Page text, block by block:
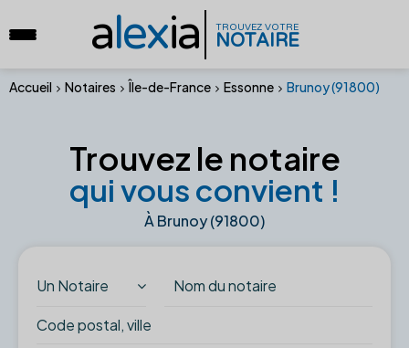
alexia TROUVEZ VOTRE
NOTAIRE
Accueil Notaires Île-de-France Essonne Brunoy (91800)
Trouvez le notaire
qui vous convient !
À Brunoy (91800)
Un Notaire